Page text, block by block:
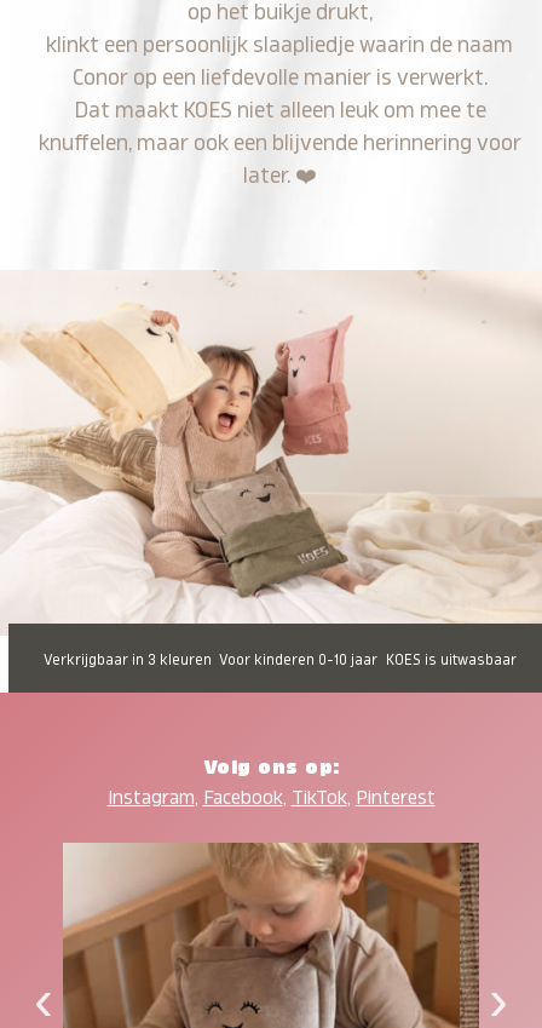
op het buikje drukt,
klinkt een persoonlijk slaapliedje waarin de naam
Conor op een liefdevolle manier is verwerkt.
Dat maakt KOES niet alleen leuk om mee te
knuffelen, maar ook een blijvende herinnering voor
later. ❤️
Verkrijgbaar in 3 kleuren Voor kinderen 0-10 jaar KOES is uitwasbaar
Volg ons op:
Instagram, Facebook, TikTok, Pinterest
‹ ›